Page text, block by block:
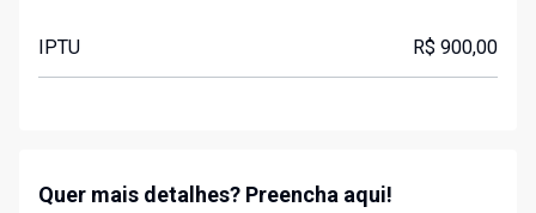
IPTU R$ 900,00
Quer mais detalhes? Preencha aqui!